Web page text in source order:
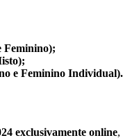
Feminino);
e Feminino Individual).
exclusivamente online,